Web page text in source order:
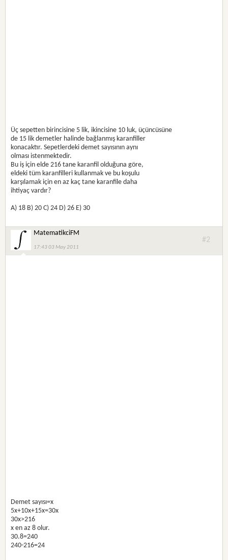
Üç sepetten birincisine 5 lik, ikincisine 10 luk, üçüncüsüne
de 15 lik demetler halinde bağlanmış karanfiller
konacaktır. Sepetlerdeki demet sayısının aynı
olması istenmektedir.
Bu iş için elde 216 tane karanfil olduğuna göre,
eldeki tüm karanfilleri kullanmak ve bu koşulu
karşılamak için en az kaç tane karanfile daha
ihtiyaç vardır?
A) 18 B) 20 C) 24 D) 26 E) 30
MatematikciFM
17:43 03 May 2011
#2
Demet sayısı=x
5x+10x+15x=30x
30x>216
x en az 8 olur.
30.8=240
240-216=24